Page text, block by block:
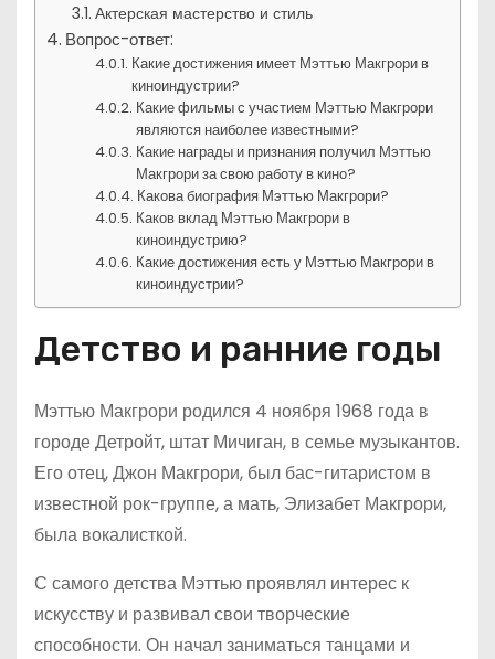
Актерская мастерство и стиль
Вопрос-ответ:
Какие достижения имеет Мэттью Макгрори в
киноиндустрии?
Какие фильмы с участием Мэттью Макгрори
являются наиболее известными?
Какие награды и признания получил Мэттью
Макгрори за свою работу в кино?
Какова биография Мэттью Макгрори?
Каков вклад Мэттью Макгрори в
киноиндустрию?
Какие достижения есть у Мэттью Макгрори в
киноиндустрии?
Детство и ранние годы
Мэттью Макгрори родился 4 ноября 1968 года в
городе Детройт, штат Мичиган, в семье музыкантов.
Его отец, Джон Макгрори, был бас-гитаристом в
известной рок-группе, а мать, Элизабет Макгрори,
была вокалисткой.
С самого детства Мэттью проявлял интерес к
искусству и развивал свои творческие
способности. Он начал заниматься танцами и